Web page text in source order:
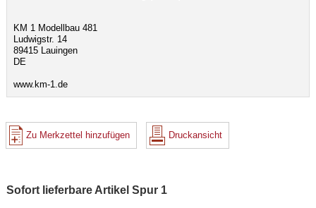
KM 1 Modellbau 481
Ludwigstr. 14
89415 Lauingen
DE
www.km-1.de
Zu Merkzettel hinzufügen Druckansicht
Sofort lieferbare Artikel Spur 1